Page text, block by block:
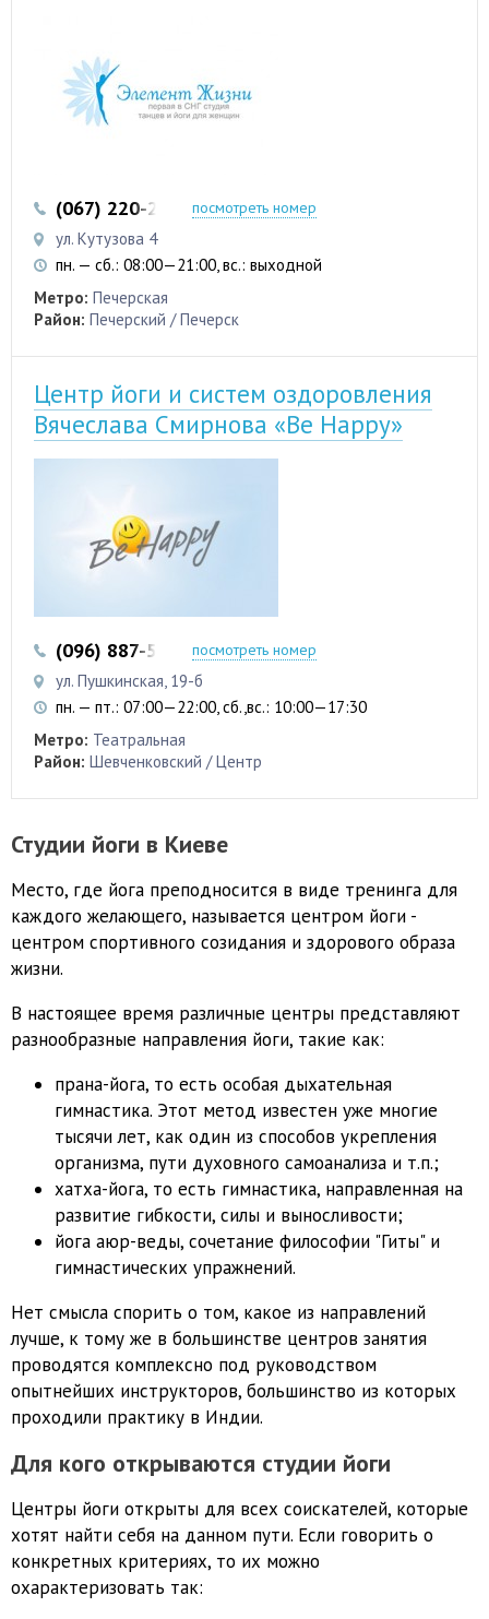
(067) 220-22-32посмотреть номер
ул. Кутузова 4
пн. — сб.: 08:00—21:00, вс.: выходной
Метро: Печерская
Район: Печерский / Печерск
Центр йоги и систем оздоровления
Вячеслава Смирнова «Be Happy»
(096) 887-50-88посмотреть номер
ул. Пушкинская, 19-б
пн. — пт.: 07:00—22:00, сб.,вс.: 10:00—17:30
Метро: Театральная
Район: Шевченковский / Центр
Студии йоги в Киеве
Место, где йога преподносится в виде тренинга для
каждого желающего, называется центром йоги -
центром спортивного созидания и здорового образа
жизни.
В настоящее время различные центры представляют
разнообразные направления йоги, такие как:
прана-йога, то есть особая дыхательная
гимнастика. Этот метод известен уже многие
тысячи лет, как один из способов укрепления
организма, пути духовного самоанализа и т.п.;
хатха-йога, то есть гимнастика, направленная на
развитие гибкости, силы и выносливости;
йога аюр-веды, сочетание философии "Гиты" и
гимнастических упражнений.
Нет смысла спорить о том, какое из направлений
лучше, к тому же в большинстве центров занятия
проводятся комплексно под руководством
опытнейших инструкторов, большинство из которых
проходили практику в Индии.
Для кого открываются студии йоги
Центры йоги открыты для всех соискателей, которые
хотят найти себя на данном пути. Если говорить о
конкретных критериях, то их можно
охарактеризовать так: